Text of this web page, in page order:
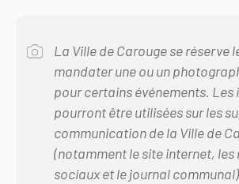
La Ville de Carouge se réserve
mandater une ou un
pour certains événements. Les
pourront être utilisées sur les
communication de la Ville de
(notamment le site internet, les
sociaux et le journal